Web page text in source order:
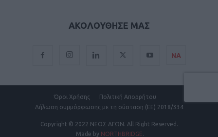
ΑΚΟΛΟΥΘΗΣΕ ΜΑΣ
ΝΑ
Όροι Χρήσης
Πολιτική Απορρήτου
Δήλωση συμμόρφωσης με τη σύσταση (ΕΕ) 2018/334
Copyright © 2022 ΝΕΟΣ ΑΓΩΝ. All Right Reserved.
Made by NORTHBRIDGE.